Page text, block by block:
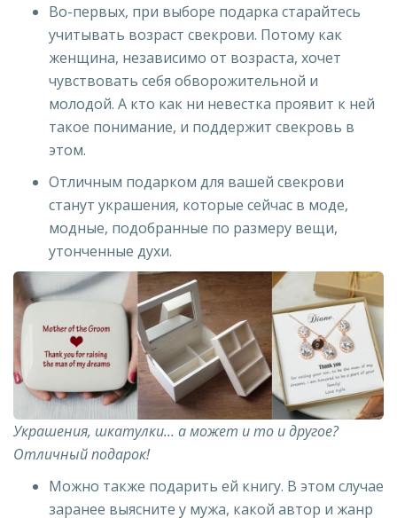
Во-первых, при выборе подарка старайтесь
учитывать возраст свекрови. Потому как
женщина, независимо от возраста, хочет
чувствовать себя обворожительной и
молодой. А кто как ни невестка проявит к ней
такое понимание, и поддержит свекровь в
этом.
Отличным подарком для вашей свекрови
станут украшения, которые сейчас в моде,
модные, подобранные по размеру вещи,
утонченные духи.
Украшения, шкатулки... а может и то и другое?
Отличный подарок!
Можно также подарить ей книгу. В этом случае
заранее выясните у мужа, какой автор и жанр